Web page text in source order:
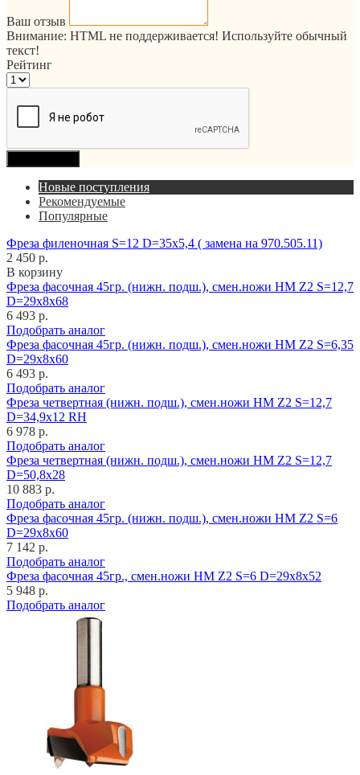
Ваш отзыв
Внимание: HTML не поддерживается! Используйте обычный
текст!
Рейтинг
Новые поступления
Рекомендуемые
Популярные
Фреза филеночная S=12 D=35x5,4 ( замена на 970.505.11)
2 450 р.
В корзину
Фреза фасочная 45гр. (нижн. подш.), смен.ножи HM Z2 S=12,7
D=29x8x68
6 493 р.
Подобрать аналог
Фреза фасочная 45гр. (нижн. подш.), смен.ножи HM Z2 S=6,35
D=29x8x60
6 493 р.
Подобрать аналог
Фреза четвертная (нижн. подш.), смен.ножи HM Z2 S=12,7
D=34,9x12 RH
6 978 р.
Подобрать аналог
Фреза четвертная (нижн. подш.), смен.ножи HM Z2 S=12,7
D=50,8x28
10 883 р.
Подобрать аналог
Фреза фасочная 45гр. (нижн. подш.), смен.ножи HM Z2 S=6
D=29x8x60
7 142 р.
Подобрать аналог
Фреза фасочная 45гр., смен.ножи HM Z2 S=6 D=29x8x52
5 948 р.
Подобрать аналог